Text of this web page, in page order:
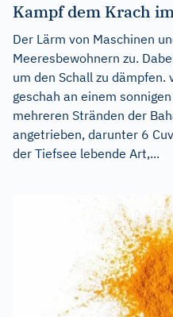
Kampf dem Krach
Der Lärm von Maschinen
Meeresbewohnern zu.
um den Schall zu dämpfen.
geschah an einem
mehreren Stränden der
angetrieben, darunter 6
der Tiefsee lebende Art,...